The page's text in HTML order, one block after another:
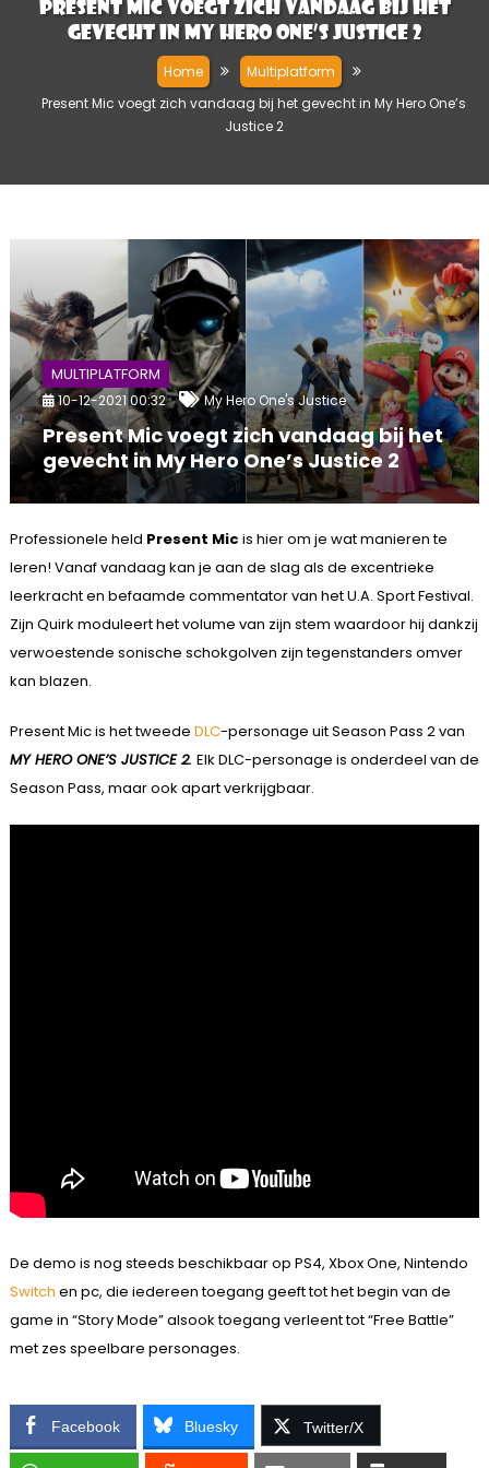
Present Mic voegt zich vandaag bij het
gevecht in My Hero One’s Justice 2
Home
Multiplatform
Present Mic voegt zich vandaag bij het gevecht in My Hero One’s
Justice 2
MULTIPLATFORM
10-12-2021 00:32 My Hero One's Justice
Present Mic voegt zich vandaag bij het
gevecht in My Hero One’s Justice 2
Professionele held Present Mic is hier om je wat manieren te
leren! Vanaf vandaag kan je aan de slag als de excentrieke
leerkracht en befaamde commentator van het U.A. Sport Festival.
Zijn Quirk moduleert het volume van zijn stem waardoor hij dankzij
verwoestende sonische schokgolven zijn tegenstanders omver
kan blazen.
Present Mic is het tweede DLC-personage uit Season Pass 2 van
MY HERO ONE’S JUSTICE 2. Elk DLC-personage is onderdeel van de
Season Pass, maar ook apart verkrijgbaar.
De demo is nog steeds beschikbaar op PS4, Xbox One, Nintendo
Switch en pc, die iedereen toegang geeft tot het begin van de
game in “Story Mode” alsook toegang verleent tot “Free Battle”
met zes speelbare personages.
Facebook Bluesky Twitter/X